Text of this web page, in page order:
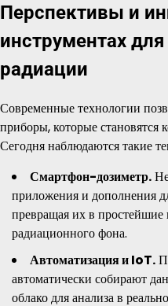
Перспективы и
инструментах
радиации
Современные технологии
приборы, которые становятся
Сегодня наблюдаются такие
Смартфон-дозиметр.
приложения и дополнения
превращая их в
радиационного фона.
Автоматизация и IoT.
автоматически собирают
облако для анализа в